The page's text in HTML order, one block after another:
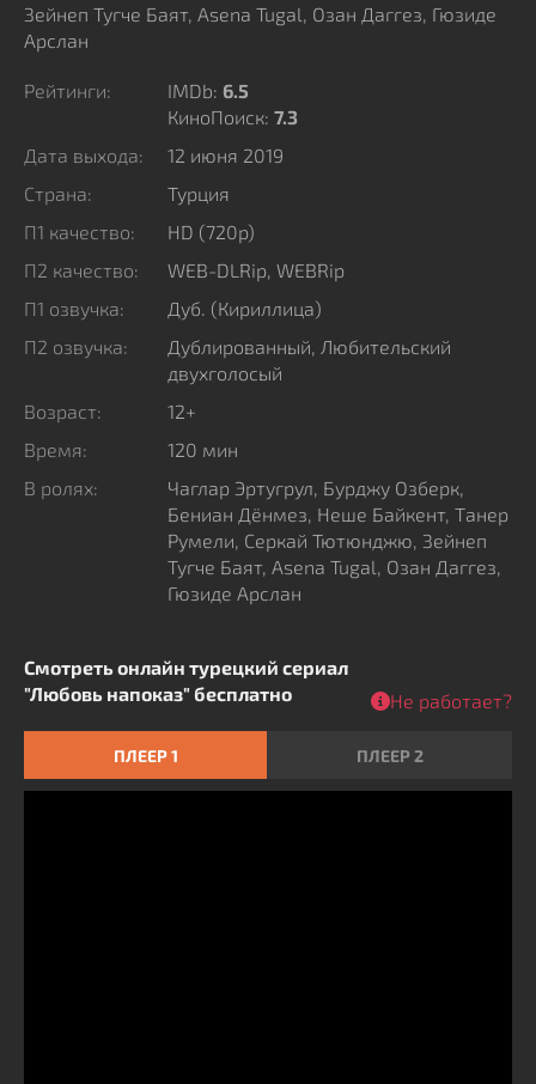
Зейнеп Тугче Баят, Asena Tugal, Озан Даггез, Гюзиде
Арслан
Рейтинги: IMDb: 6.5
КиноПоиск: 7.3
Дата выхода:
12 июня 2019
Страна:
Турция
П1 качество:
HD (720p)
П2 качество:
WEB-DLRip, WEBRip
П1 озвучка:
Дуб. (Кириллица)
П2 озвучка:
Дублированный, Любительский
двухголосый
Возраст:
12+
Время:
120 мин
В ролях:
Чаглар Эртугрул, Бурджу Озберк,
Бениан Дёнмез, Неше Байкент, Танер
Румели, Серкай Тютюнджю, Зейнеп
Тугче Баят, Asena Tugal, Озан Даггез,
Гюзиде Арслан
Смотреть онлайн турецкий сериал
"Любовь напоказ" бесплатно
ПЛЕЕР 1 ПЛЕЕР 2
Не работает?